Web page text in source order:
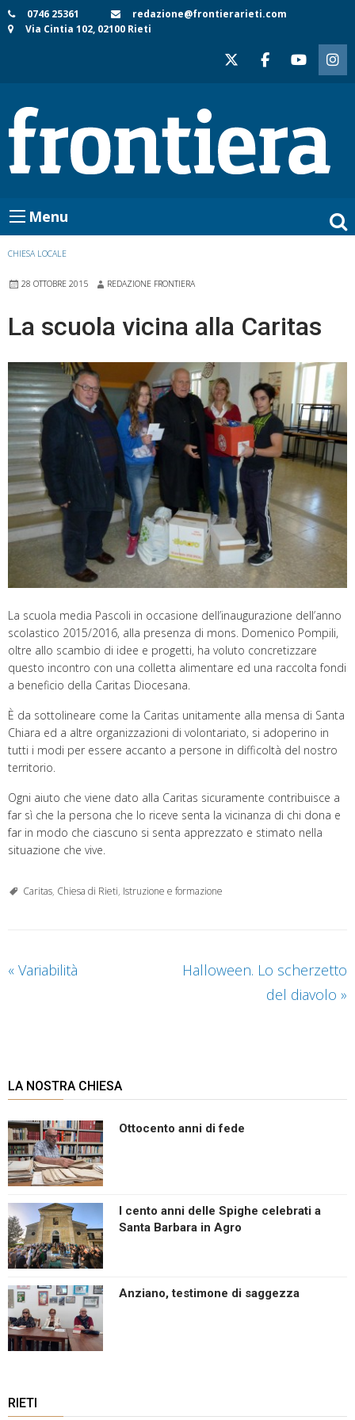
Skip
to
0746 25361
redazione@frontierarieti.com
Via Cintia 102, 02100 Rieti
Menu
CHIESA LOCALE
28 OTTOBRE 2015 REDAZIONE FRONTIERA
La scuola vicina alla Caritas
La scuola media Pascoli in occasione dell’inaugurazione dell’anno
scolastico 2015/2016, alla presenza di mons. Domenico Pompili,
oltre allo scambio di idee e progetti, ha voluto concretizzare
questo incontro con una colletta alimentare ed una raccolta fondi
a beneficio della Caritas Diocesana.
È da sottolineare come la Caritas unitamente alla mensa di Santa
Chiara ed a altre organizzazioni di volontariato, si adoperino in
tutti i modi per essere accanto a persone in difficoltà del nostro
territorio.
Ogni aiuto che viene dato alla Caritas sicuramente contribuisce a
far sì che la persona che lo riceve senta la vicinanza di chi dona e
far in modo che ciascuno si senta apprezzato e stimato nella
situazione che vive.
Caritas, Chiesa di Rieti, Istruzione e formazione
« Variabilità
Halloween. Lo scherzetto
del diavolo »
LA NOSTRA CHIESA
Ottocento anni di fede
I cento anni delle Spighe celebrati a
Santa Barbara in Agro
Anziano, testimone di saggezza
RIETI